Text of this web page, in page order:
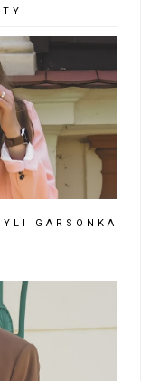
GARSONKA